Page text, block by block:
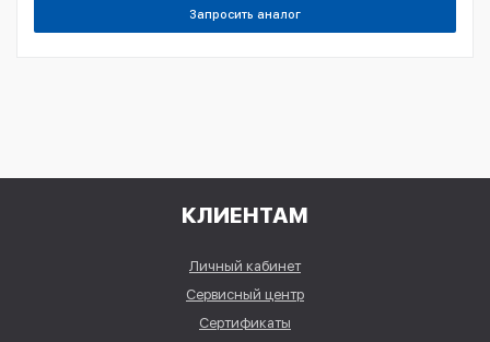
Запросить аналог
КЛИЕНТАМ
Личный кабинет
Сервисный центр
Сертификаты